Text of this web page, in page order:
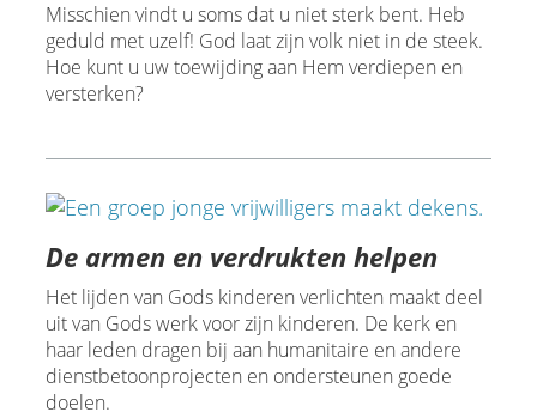
Misschien vindt u soms dat u niet sterk bent. Heb
geduld met uzelf! God laat zijn volk niet in de steek.
Hoe kunt u uw toewijding aan Hem verdiepen en
versterken?
De armen en verdrukten helpen
Het lijden van Gods kinderen verlichten maakt deel
uit van Gods werk voor zijn kinderen. De kerk en
haar leden dragen bij aan humanitaire en andere
dienstbetoonprojecten en ondersteunen goede
doelen.